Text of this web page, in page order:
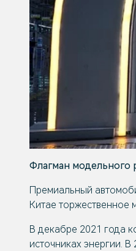
Флагман модельного
Премиальный
Китае торжественное
В декабре 2021 года
источниках энергии.